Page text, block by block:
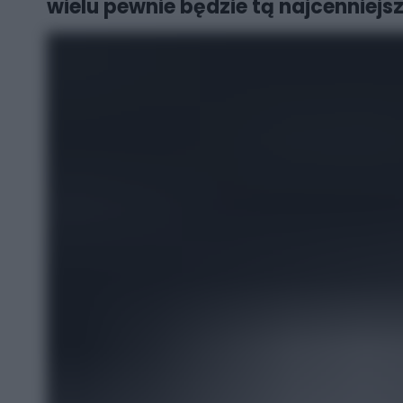
wielu pewnie będzie tą